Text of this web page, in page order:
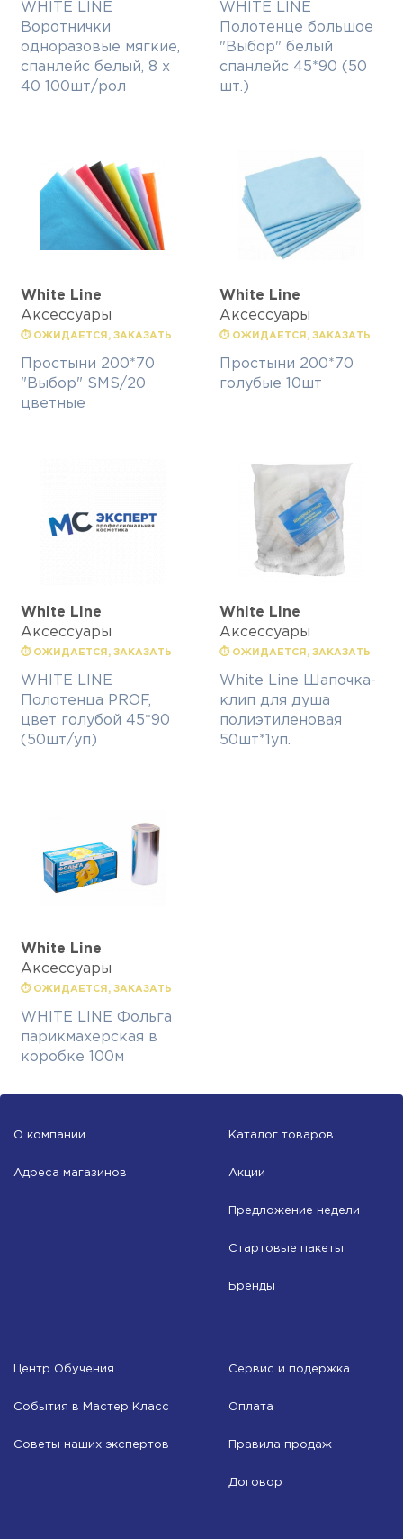
WHITE LINE
Воротнички
одноразовые мягкие,
спанлейс белый, 8 х
40 100шт/рол
WHITE LINE
Полотенце большое
"Выбор" белый
спанлейс 45*90 (50
шт.)
White Line
Аксессуары
⏱ ОЖИДАЕТСЯ, ЗАКАЗАТЬ
Простыни 200*70
"Выбор" SMS/20
цветные
White Line
Аксессуары
⏱ ОЖИДАЕТСЯ, ЗАКАЗАТЬ
Простыни 200*70
голубые 10шт
White Line
Аксессуары
⏱ ОЖИДАЕТСЯ, ЗАКАЗАТЬ
WHITE LINE
Полотенца PROF,
цвет голубой 45*90
(50шт/уп)
White Line
Аксессуары
⏱ ОЖИДАЕТСЯ, ЗАКАЗАТЬ
White Line Шапочка-
клип для душа
полиэтиленовая
50шт*1уп.
White Line
Аксессуары
⏱ ОЖИДАЕТСЯ, ЗАКАЗАТЬ
WHITE LINE Фольга
парикмахерская в
коробке 100м
О компании
Адреса магазинов
Каталог товаров
Акции
Предложение недели
Стартовые пакеты
Бренды
Центр Обучения
События в Мастер Класс
Советы наших экспертов
Сервис и подержка
Оплата
Правила продаж
Договор